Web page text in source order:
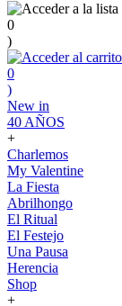
0
)
0
)
New in
40 AÑOS
+
Charlemos
My Valentine
La Fiesta
Abrilhongo
El Ritual
El Festejo
Una Pausa
Herencia
Shop
+